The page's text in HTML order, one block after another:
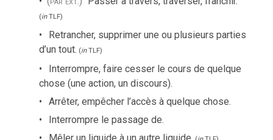
(inTLF)
Retrancher, supprimer une ou plusieurs parties
d’un tout. (inTLF)
Interrompre, faire cesser le cours de quelque
chose (une action, un discours).
Arrêter, empêcher l’accès à quelque chose.
Interrompre le passage de.